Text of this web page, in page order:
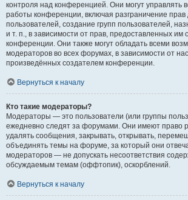
контроля над конференцией. Они могут управлять
работы конференции, включая разграничение прав
пользователей, создание групп пользователей,
и т. п., в зависимости от прав, предоставленных им
конференции. Они также могут обладать всеми
модераторов во всех форумах, в зависимости от
произведённых создателем конференции.
Вернуться к началу
Кто такие модераторы?
Модераторы — это пользователи (или группы
ежедневно следят за форумами. Они имеют право
удалять сообщения, закрывать, открывать,
объединять темы на форуме, за который они
модераторов — не допускать несоответствия
обсуждаемым темам (оффтопик), оскорблений.
Вернуться к началу